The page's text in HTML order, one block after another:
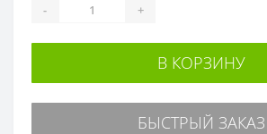
- +
В КОРЗИНУ
БЫСТРЫЙ ЗАКАЗ